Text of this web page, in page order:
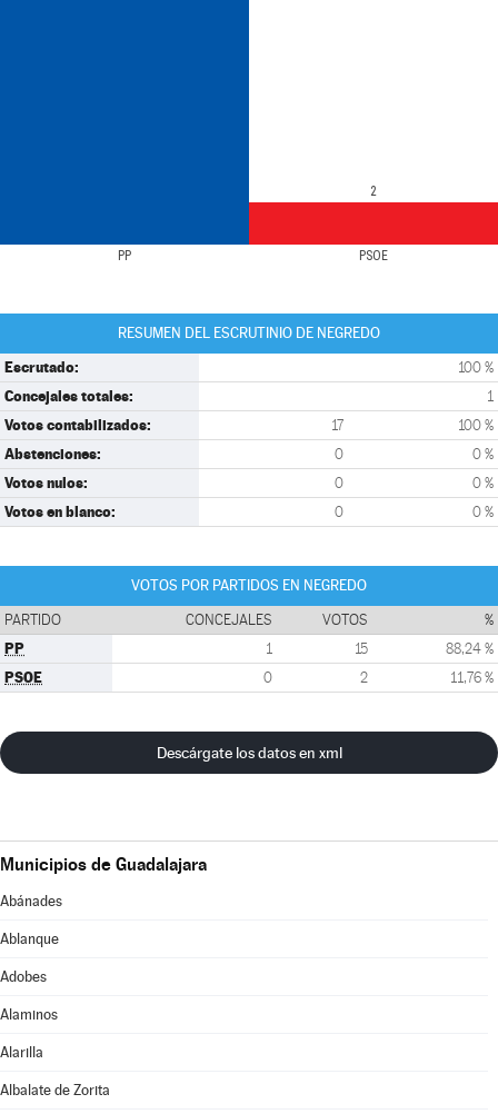
PP PSOE
2
RESUMEN DEL ESCRUTINIO DE NEGREDO
Escrutado: 100 %
Concejales totales: 1
Votos contabilizados: 17 100 %
Abstenciones: 0 0 %
Votos nulos: 0 0 %
Votos en blanco: 0 0 %
VOTOS POR PARTIDOS EN NEGREDO
PARTIDO CONCEJALES VOTOS %
PP 1 15 88,24 %
PSOE 0 2 11,76 %
Descárgate los datos en xml
Municipios de Guadalajara
Abánades
Ablanque
Adobes
Alaminos
Alarilla
Albalate de Zorita